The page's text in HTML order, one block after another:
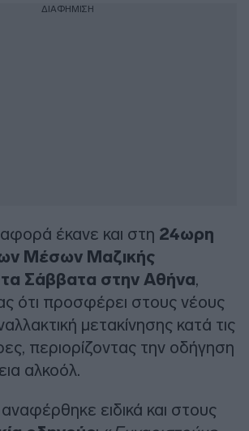
ΔΙΑΦΗΜΙΣΗ
έκανε και στη 24ωρη
Μέσων Μαζικής
Σάββατα στην Αθήνα,
ότι προσφέρει στους νέους
μετακίνησης κατά τις
περιορίζοντας την οδήγηση
αλκοόλ.
ειδικά και στους